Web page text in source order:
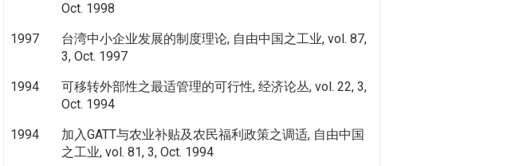
Oct. 1998
1997
台湾中小企业发展的制度理论, 自由中国之工业, vol. 87,
3, Oct. 1997
1994
可移转外部性之最适管理的可行性, 经济论丛, vol. 22, 3,
Oct. 1994
1994
加入GATT与农业补贴及农民福利政策之调适, 自由中国
之工业, vol. 81, 3, Oct. 1994